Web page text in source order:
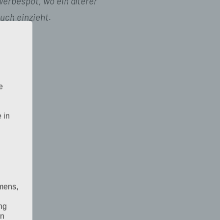
einzieht.
in